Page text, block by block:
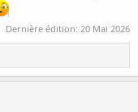
Dernière édition: 20 Mai 2026